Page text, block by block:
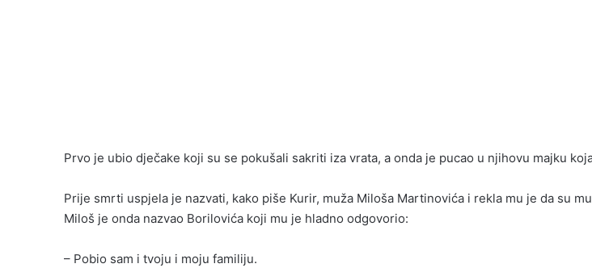
Prvo je ubio dječake koji su se pokušali sakriti iza vrata, a onda je pucao u njihovu majku
Prije smrti uspjela je nazvati, kako piše Kurir, muža Miloša Martinovića i rekla mu je da su
Miloš je onda nazvao Borilovića koji mu je hladno odgovorio:
– Pobio sam i tvoju i moju familiju.